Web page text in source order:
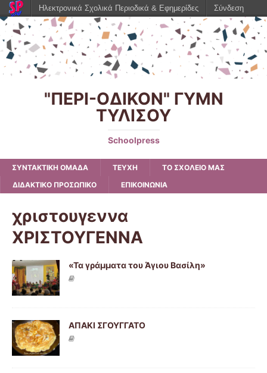
"ΠΕΡΙ-ΟΔΙΚΟΝ" ΓΥΜΝ
ΤΥΛΙΣΟΥ
Schoolpress
ΣΥΝΤΑΚΤΙΚΗ ΟΜΑΔΑ ΤΕΥΧΗ
ΤΟ ΣΧΟΛΕΙΟ ΜΑΣ
ΔΙΔΑΚΤΙΚΟ ΠΡΟΣΩΠΙΚΟ
ΕΠΙΚΟΙΝΩΝΙΑ
χριστουγεννα
ΧΡΙΣΤΟΥΓΕΝΝΑ
«Τα γράμματα του Άγιου Βασίλη»
ΑΠΑΚΙ ΣΓΟΥΓΓΑΤΟ
Ηλεκτρονικά Σχολικά Περιοδικά & Εφημερίδες Σύνδεση